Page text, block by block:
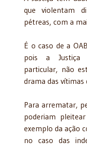
que violentam
pétreas, com a
É o caso de a
pois a Justiça
particular, não
drama das vítimas
Para arrematar,
poderiam
exemplo da ação
no caso das